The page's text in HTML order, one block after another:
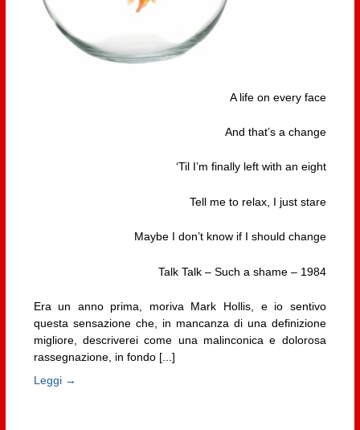
A life on every face
And that’s a change
‘Til I’m finally left with an eight
Tell me to relax, I just stare
Maybe I don’t know if I should change
Talk Talk – Such a shame – 1984
Era un anno prima, moriva Mark Hollis, e io sentivo
questa sensazione che, in mancanza di una definizione
migliore, descriverei come una malinconica e dolorosa
rassegnazione, in fondo [...]
Leggi →